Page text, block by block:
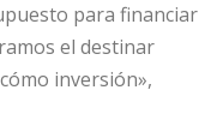
para financiar
el destinar
inversión»,